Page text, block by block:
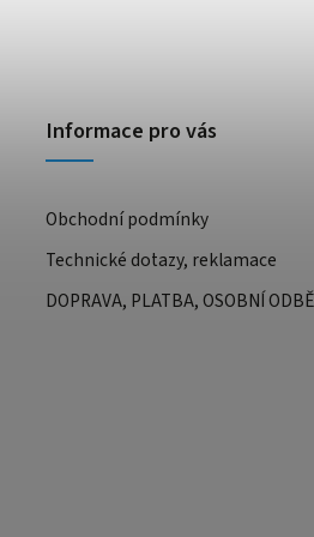
Informace pro vás
Obchodní podmínky
Technické dotazy, reklamace
DOPRAVA, PLATBA, OSOBNÍ